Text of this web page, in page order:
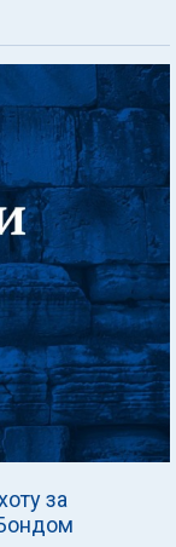
за